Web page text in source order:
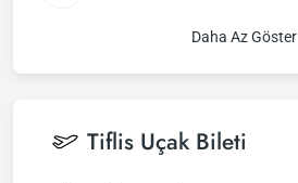
Daha Az Göster
Tiflis Uçak Bileti